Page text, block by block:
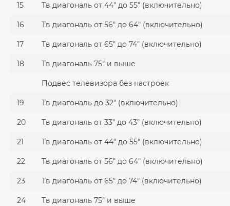
15 Тв диагональ от 44" до 55" (включительно)
16 Тв диагональ от 56" до 64" (включительно)
17 Тв диагональ от 65" до 74" (включительно)
18 Тв диагональ 75" и выше
Подвес телевизора без настроек
19 Тв диагональ до 32" (включительно)
20 Тв диагональ от 33" до 43" (включительно)
21 Тв диагональ от 44" до 55" (включительно)
22 Тв диагональ от 56" до 64" (включительно)
23 Тв диагональ от 65" до 74" (включительно)
24 Тв диагональ 75" и выше